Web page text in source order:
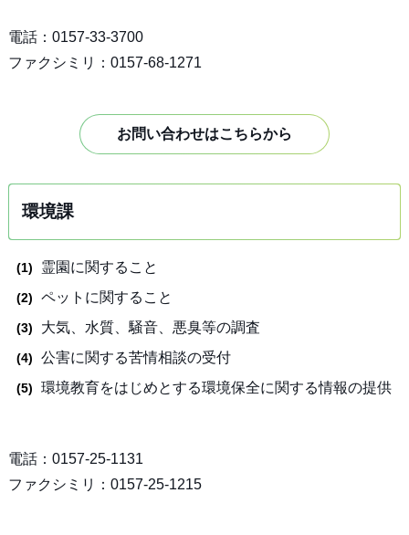
電話：0157-33-3700
ファクシミリ：0157-68-1271
お問い合わせはこちらから
環境課
霊園に関すること
ペットに関すること
大気、水質、騒音、悪臭等の調査
公害に関する苦情相談の受付
環境教育をはじめとする環境保全に関する情報の提供
電話：0157-25-1131
ファクシミリ：0157-25-1215